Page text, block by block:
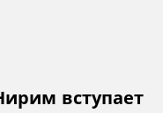
вступает